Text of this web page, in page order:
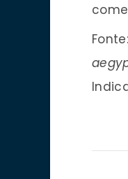
Fonte: